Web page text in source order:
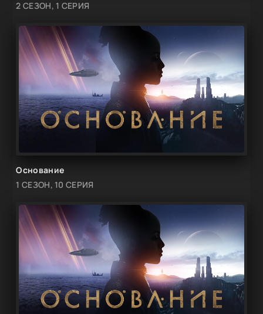
2 СЕЗОН, 1 СЕРИЯ
Основание
1 СЕЗОН, 10 СЕРИЯ